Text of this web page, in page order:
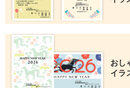
おし
イラ